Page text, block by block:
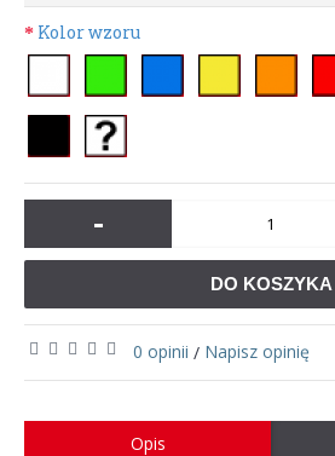
Kolor wzoru
-
DO KOSZYKA
0 opinii / Napisz opinię
Opis